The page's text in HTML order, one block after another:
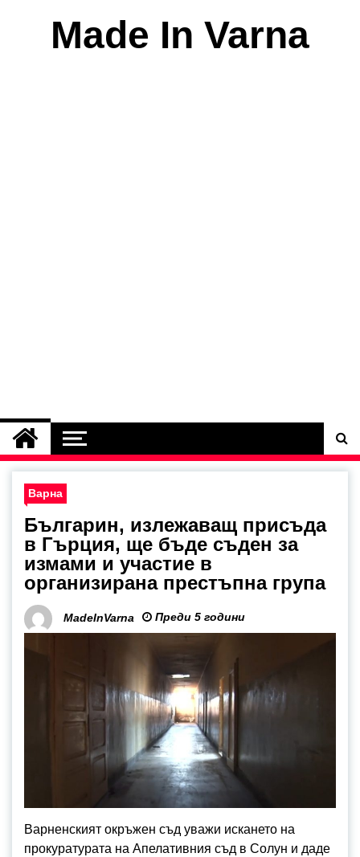
Made In Varna
Варна
Българин, излежаващ присъда
в Гърция, ще бъде съден за
измами и участие в
организирана престъпна група
MadeInVarna Преди 5 години
Варненският окръжен съд уважи искането на
прокуратурата на Апелативния съд в Солун и даде